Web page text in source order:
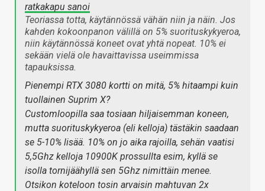
ratkakapu sanoi
Teoriassa totta, käytännössä vähän niin ja näin. Jos
kahden kokoonpanon välillä on 5% suorituskykyeroa,
niin käytännössä koneet ovat yhtä nopeat. 10% ei
sekään vielä ole havaittavissa useimmissa
tapauksissa.
Pienempi RTX 3080 kortti on mitä, 5% hitaampi kuin
tuollainen Suprim X?
Customloopilla saa tosiaan hiljaisemman koneen,
mutta suorituskykyeroa (eli kelloja) tästäkin saadaan
se 5-10% lisää. 10% on jo aika rajoilla, sehän vaatisi
5,5Ghz kelloja 10900K prossullta esim, kyllä se
isolla tornijäähyllä sen 5Ghz nimittäin menee.
Otsikon koteloon tosin arvaisin mahtuvan 2x